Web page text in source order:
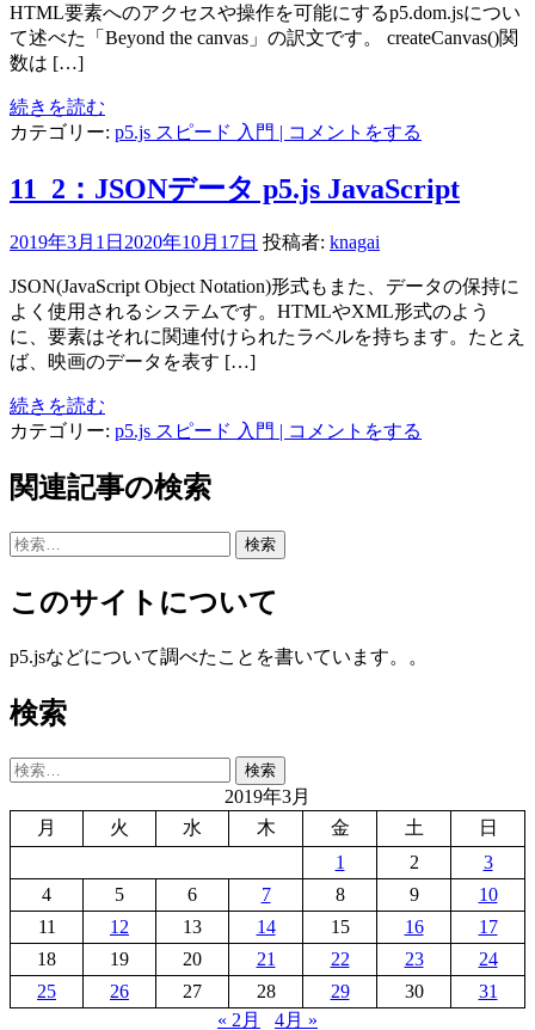
HTML要素へのアクセスや操作を可能にするp5.dom.jsについ
て述べた「Beyond the canvas」の訳文です。 createCanvas()関
数は […]
続きを読む
カテゴリー: p5.js スピード 入門 | コメントをする
11_2：JSONデータ p5.js JavaScript
2019年3月1日 2020年10月17日 投稿者: knagai
JSON(JavaScript Object Notation)形式もまた、データの保持に
よく使用されるシステムです。HTMLやXML形式のよう
に、要素はそれに関連付けられたラベルを持ちます。たとえ
ば、映画のデータを表す […]
続きを読む
カテゴリー: p5.js スピード 入門 | コメントをする
関連記事の検索
検
このサイトについて
p5.jsなどについて調べたことを書いています。。
検索
検
2019年3月
月
火 水 木 金 土
日
1
2
3
4
5 6 7 8 9
10
11
12 13 14 15 16
17
18
19 20 21 22 23
24
25
26 27 28 29 30
31
« 2月
4月 »